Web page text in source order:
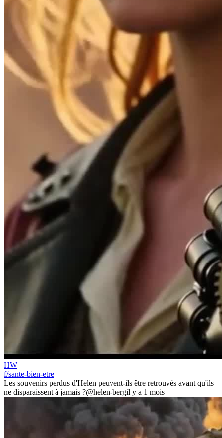
HW
f/sante-bien-etre
Les souvenirs perdus d'Helen peuvent-ils être retrouvés avant qu'ils
ne disparaissent à jamais ?@helen-bergil y a 1 mois